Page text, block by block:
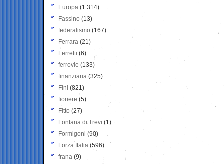
Europa (1.314)
Fassino (13)
federalismo (167)
Ferrara (21)
Ferretti (6)
ferrovie (133)
finanziaria (325)
Fini (821)
fioriere (5)
Fitto (27)
Fontana di Trevi (1)
Formigoni (90)
Forza Italia (596)
frana (9)